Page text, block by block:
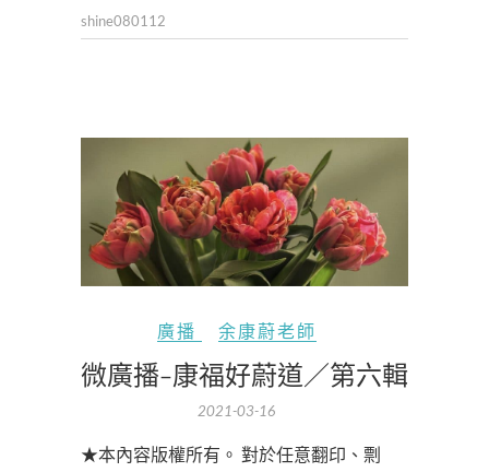
shine080112
廣播 余康蔚老師
微廣播-康福好蔚道／第六輯
2021-03-16
★本內容版權所有。 對於任意翻印、剽